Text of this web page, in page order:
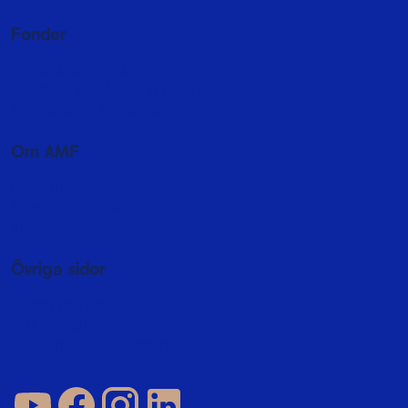
Fonder
Om AMF
Övriga sidor